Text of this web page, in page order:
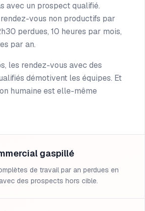
gaspillé
de travail par an perdues en
des prospects hors cible.
avec un prospect qualifié.
vous non productifs par
perdues, 10 heures par mois,
par an.
les rendez-vous avec des
démotivent les équipes. Et
humaine est elle-même